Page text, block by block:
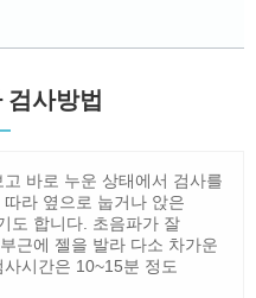
검사방법
바로 누운 상태에서 검사를
라 옆으로 눕거나 앉은
도 합니다. 초음파가 잘
근에 젤을 발라 다소 차가운
시간은 10~15분 정도